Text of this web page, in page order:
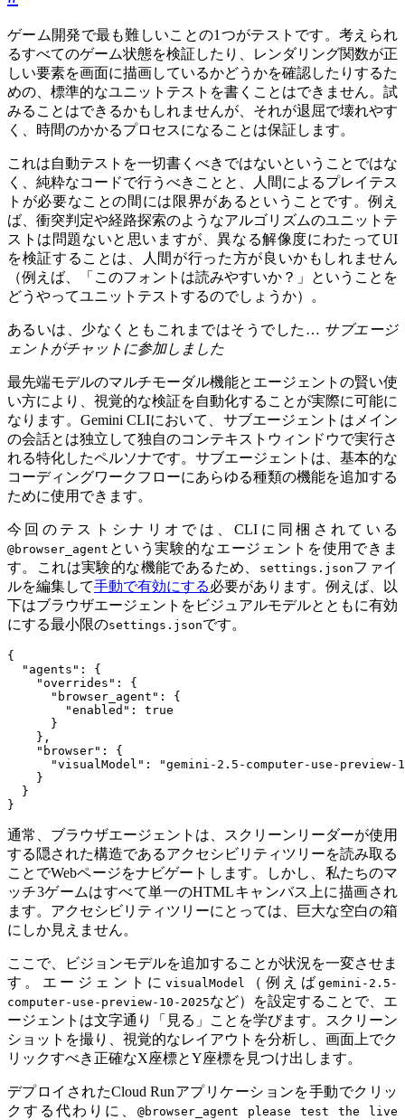
ゲーム開発で最も難しいことの1つがテストです。考えられ
るすべてのゲーム状態を検証したり、レンダリング関数が正
しい要素を画面に描画しているかどうかを確認したりするた
めの、標準的なユニットテストを書くことはできません。試
みることはできるかもしれませんが、それが退屈で壊れやす
く、時間のかかるプロセスになることは保証します。
これは自動テストを一切書くべきではないということではな
く、純粋なコードで行うべきことと、人間によるプレイテス
トが必要なことの間には限界があるということです。例え
ば、衝突判定や経路探索のようなアルゴリズムのユニットテ
ストは問題ないと思いますが、異なる解像度にわたってUI
を検証することは、人間が行った方が良いかもしれません
（例えば、「このフォントは読みやすいか？」ということを
どうやってユニットテストするのでしょうか）。
あるいは、少なくともこれまではそうでした… サブエージ
ェントがチャットに参加しました
最先端モデルのマルチモーダル機能とエージェントの賢い使
い方により、視覚的な検証を自動化することが実際に可能に
なります。Gemini CLIにおいて、サブエージェントはメイン
の会話とは独立して独自のコンテキストウィンドウで実行さ
れる特化したペルソナです。サブエージェントは、基本的な
コーディングワークフローにあらゆる種類の機能を追加する
ために使用できます。
今回のテストシナリオでは、CLIに同梱されている
@browser_agent という実験的なエージェントを使用できま
す。これは実験的な機能であるため、
settings.jsonファイ
ルを編集して手動で有効にする必要があります。例えば、以
下はブラウザエージェントをビジュアルモデルとともに有効
にする最小限のsettings.jsonです。
{
"agents" :
{
"overrides" :
{
"browser_agent" :
{
"enabled" :
true
}
},
"browser" :
{
"visualModel" :
"gemini-2.5-computer-use-preview-
}
}
}
通常、ブラウザエージェントは、スクリーンリーダーが使用
する隠された構造であるアクセシビリティツリーを読み取る
ことでWebページをナビゲートします。しかし、私たちのマ
ッチ3ゲームはすべて単一のHTMLキャンバス上に描画され
ます。アクセシビリティツリーにとっては、巨大な空白の箱
にしか見えません。
ここで、ビジョンモデルを追加することが状況を一変させま
す。エージェントに visualModel （例えばgemini-2.5-
computer-use-preview-10-2025など）を設定することで、エ
ージェントは文字通り「見る」ことを学びます。スクリーン
ショットを撮り、視覚的なレイアウトを分析し、画面上でク
リックすべき正確なX座標とY座標を見つけ出します。
デプロイされたCloud Runアプリケーションを手動でクリッ
クする代わりに、 @browser_agent please test the live